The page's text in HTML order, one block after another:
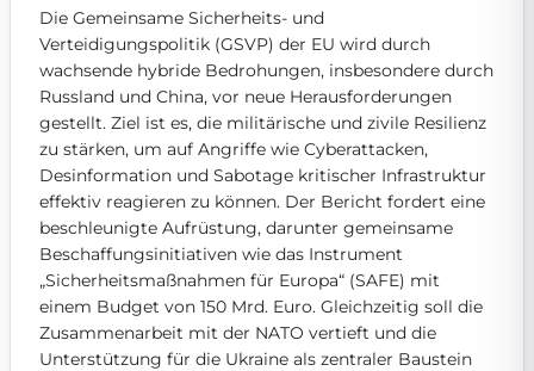
Get Involved
Become a member:Join us to advance digital democracy
Volunteer: Contribute your skills in technology, design,
Support democracy:Help us strengthen accountability
Die Gemeinsame Sicherheits- und
Verteidigungspolitik (GSVP) der EU wird durch
wachsende hybride Bedrohungen, insbesondere durch
Russland und China, vor neue Herausforderungen
gestellt. Ziel ist es, die militärische und zivile Resilienz
zu stärken, um auf Angriffe wie Cyberattacken,
Desinformation und Sabotage kritischer Infrastruktur
effektiv reagieren zu können. Der Bericht fordert eine
beschleunigte Aufrüstung, darunter gemeinsame
Beschaffungsinitiativen wie das Instrument
„Sicherheitsmaßnahmen für Europa“ (SAFE) mit
einem Budget von 150 Mrd. Euro. Gleichzeitig soll die
Zusammenarbeit mit der NATO vertieft und die
Unterstützung für die Ukraine als zentraler Baustein